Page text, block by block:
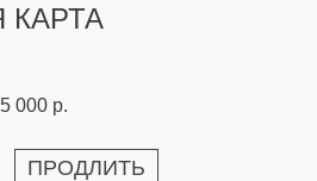
КАРТА
000 р.
ПРОДЛИТЬ